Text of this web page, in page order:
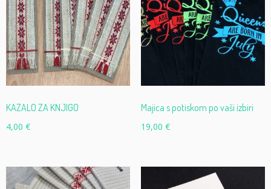
KAZALO ZA KNJIGO
4,00 €
Majica s potiskom po vaši izbiri
19,00 €